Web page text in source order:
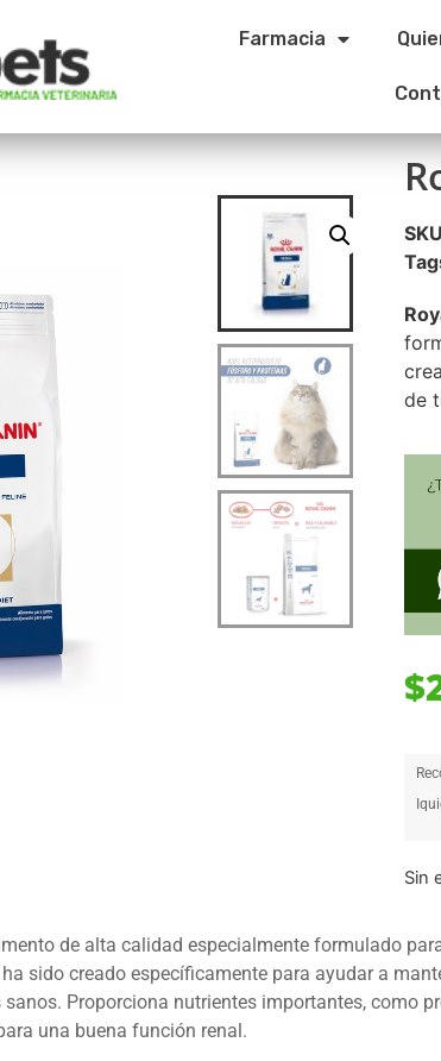
Farmacia
SKU
de
$
Sin
de alta calidad especialmente formulado
sido creado específicamente para ayudar a
Proporciona nutrientes importantes, como
una buena función renal.